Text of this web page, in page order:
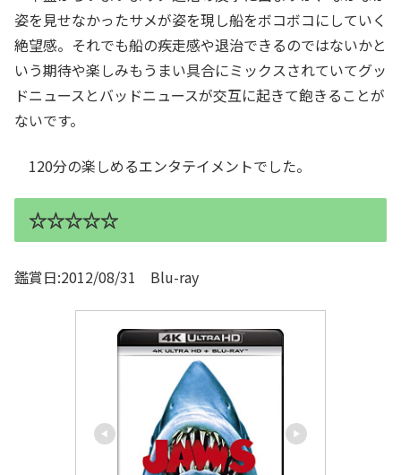
姿を見せなかったサメが姿を現し船をボコボコにしていく
絶望感。それでも船の疾走感や退治できるのではないかと
いう期待や楽しみもうまい具合にミックスされていてグッ
ドニュースとバッドニュースが交互に起きて飽きることが
ないです。
120分の楽しめるエンタテイメントでした。
☆☆☆☆☆
鑑賞日:2012/08/31 Blu-ray